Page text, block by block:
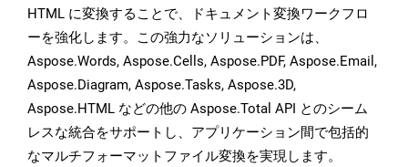
HTML に変換することで、ドキュメント変換ワークフロ
ーを強化します。この強力なソリューションは、
Aspose.Words, Aspose.Cells, Aspose.PDF, Aspose.Email,
Aspose.Diagram, Aspose.Tasks, Aspose.3D,
Aspose.HTML などの他の Aspose.Total API とのシーム
レスな統合をサポートし、アプリケーション間で包括的
なマルチフォーマットファイル変換を実現します。